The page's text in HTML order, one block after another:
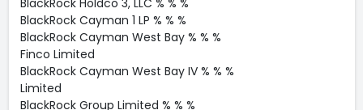
BlackRock Holdco 3, LLC % % %
BlackRock Cayman 1 LP % % %
BlackRock Cayman West Bay % % %
Finco Limited
BlackRock Cayman West Bay IV % % %
Limited
BlackRock Group Limited % % %